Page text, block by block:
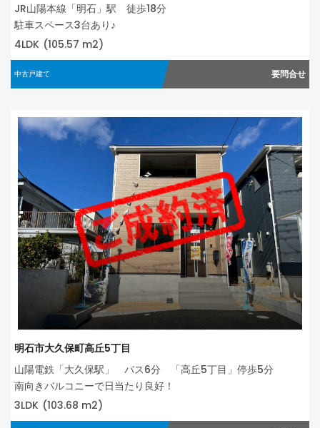
JR山陽本線「明石」駅 徒歩18分
駐車スペース3台あり♪
4LDK (105.57 m2)
中古戸建て 要問合せ
明石市大久保町高丘5丁目
山陽電鉄「大久保駅」 バス6分 「高丘5丁目」停歩5分
南向きバルコニーで日当たり良好！
3LDK (103.68 m2)